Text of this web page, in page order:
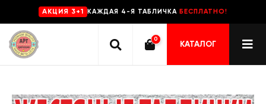
AKЦИЯ 3+1 КАЖДАЯ 4-Я ТАБЛИЧКА БЕСПЛАТНО!
0
КАТАЛОГ